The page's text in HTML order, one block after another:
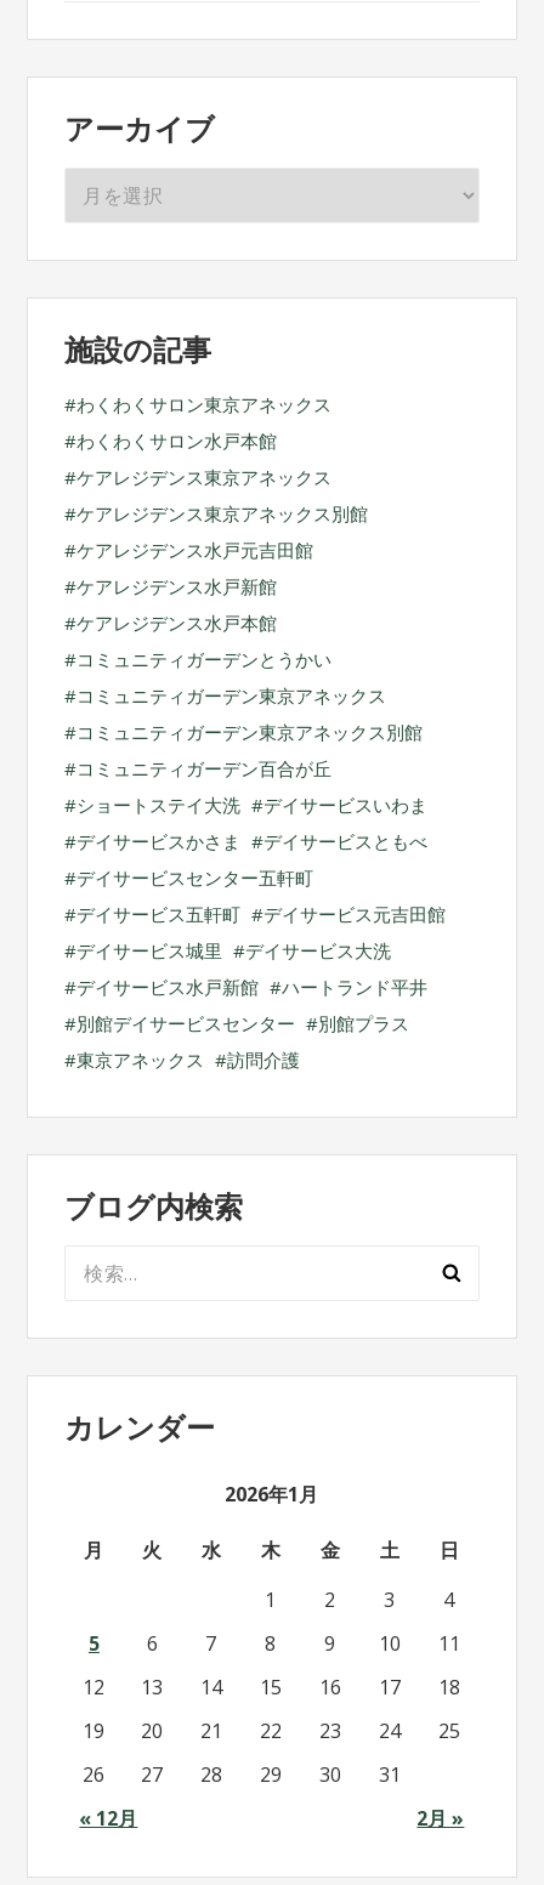
アーカイブ
施設の記事
わくわくサロン東京アネックス
わくわくサロン水戸本館
ケアレジデンス東京アネックス
ケアレジデンス東京アネックス別館
ケアレジデンス水戸元吉田館
ケアレジデンス水戸新館
ケアレジデンス水戸本館
コミュニティガーデンとうかい
コミュニティガーデン東京アネックス
コミュニティガーデン東京アネックス別館
コミュニティガーデン百合が丘
ショートステイ大洗
デイサービスいわま
デイサービスかさま
デイサービスともべ
デイサービスセンター五軒町
デイサービス五軒町
デイサービス元吉田館
デイサービス城里
デイサービス大洗
デイサービス水戸新館
ハートランド平井
別館デイサービスセンター
別館プラス
東京アネックス
訪問介護
ブログ内検索
索:
カレンダー
2026年1月
月 火 水 木 金 土 日
« 12月 2月 »
1 2 3
4
5
6 7 8 9 10
11
12
13 14 15 16 17
18
19
20 21 22 23 24
25
26
27 28 29 30 31